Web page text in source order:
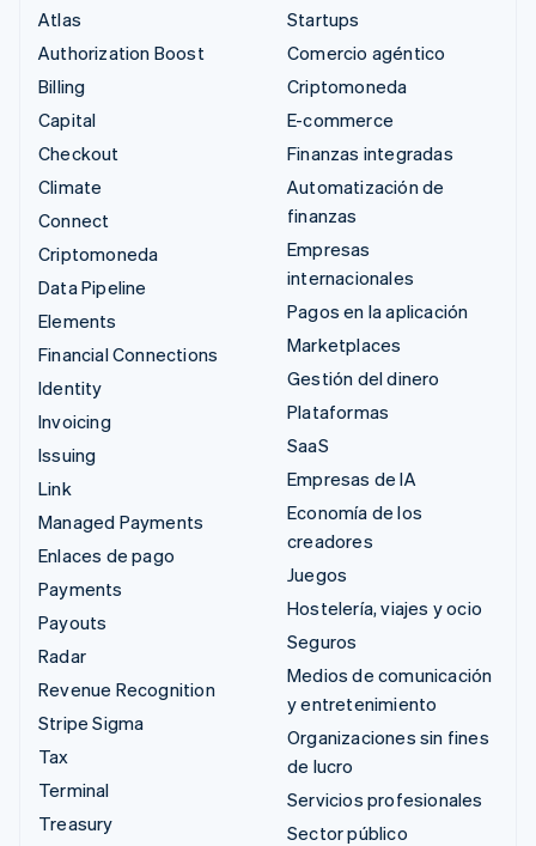
Atlas
Authorization Boost
Billing
Capital
Checkout
Climate
Connect
Criptomoneda
Data Pipeline
Elements
Financial Connections
Identity
Invoicing
Issuing
Link
Managed Payments
Enlaces de pago
Payments
Payouts
Radar
Revenue Recognition
Stripe Sigma
Tax
Terminal
Treasury
Startups
Comercio agéntico
Criptomoneda
E-commerce
Finanzas integradas
Automatización de
finanzas
Empresas
internacionales
Pagos en la aplicación
Marketplaces
Gestión del dinero
Plataformas
SaaS
Empresas de IA
Economía de los
creadores
Juegos
Hostelería, viajes y ocio
Seguros
Medios de comunicación
y entretenimiento
Organizaciones sin fines
de lucro
Servicios profesionales
Sector público